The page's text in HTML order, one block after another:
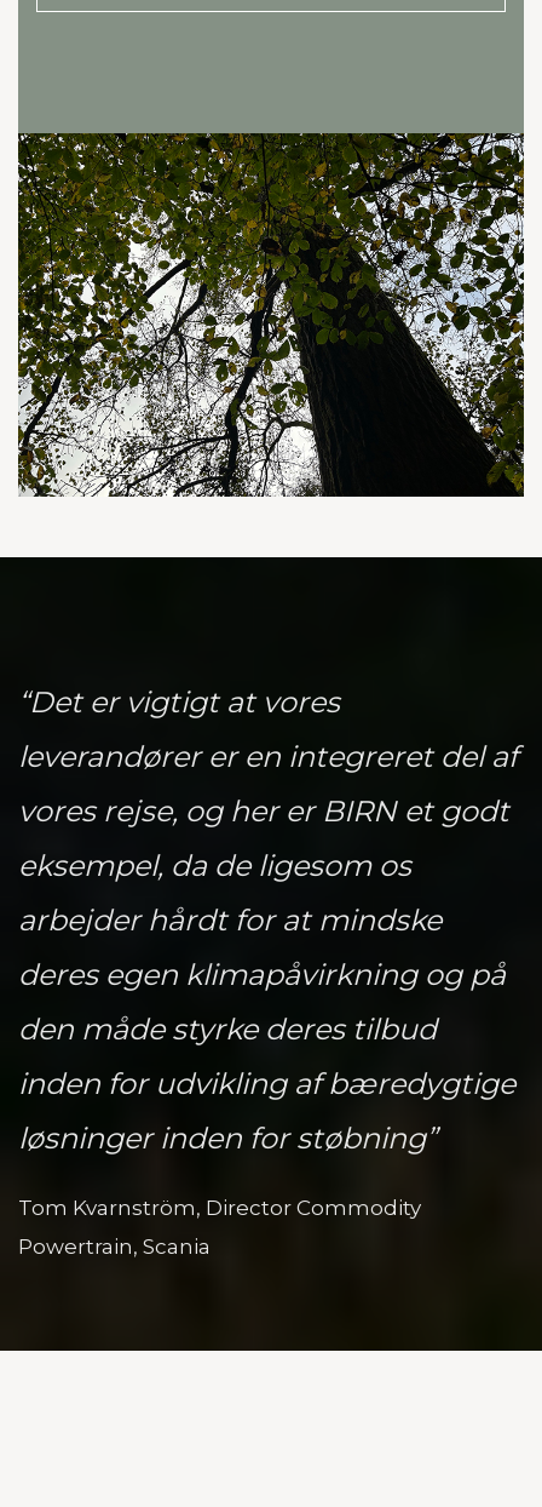
“Det er vigtigt at vores
leverandører er en integreret del af
vores rejse, og her er BIRN et godt
eksempel, da de ligesom os
arbejder hårdt for at mindske
deres egen klimapåvirkning og på
den måde styrke deres tilbud
inden for udvikling af bæredygtige
løsninger inden for støbning”
Tom Kvarnström, Director Commodity
Powertrain, Scania